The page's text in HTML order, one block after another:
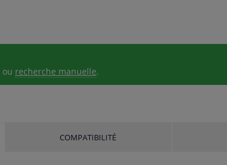
ou recherche manuelle.
COMPATIBILITÉ